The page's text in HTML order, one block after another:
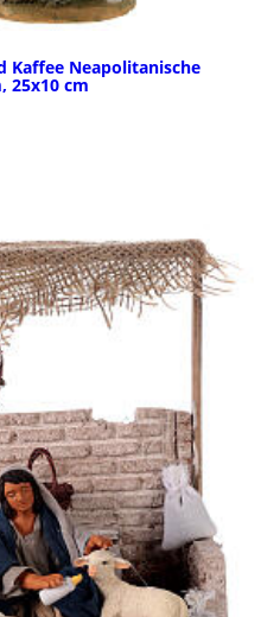
Kaffee Neapolitanische
25x10 cm